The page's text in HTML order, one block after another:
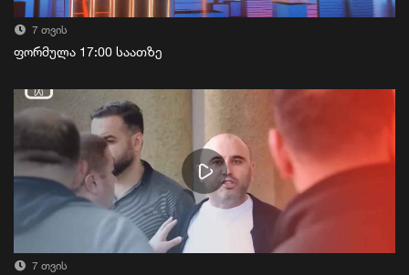
7 თვის
ფორმულა 17:00 საათზე
7 თვის